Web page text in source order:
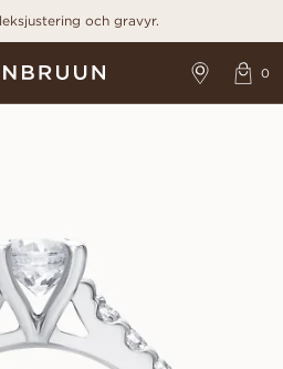
och gravyr.